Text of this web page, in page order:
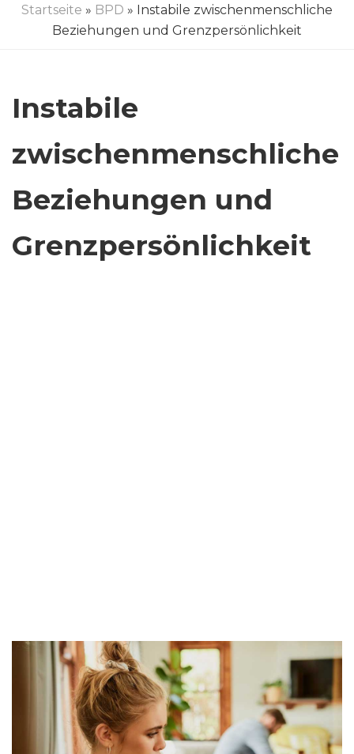
Startseite » BPD » Instabile zwischenmenschliche
Beziehungen und Grenzpersönlichkeit
Instabile
zwischenmenschliche
Beziehungen und
Grenzpersönlichkeit